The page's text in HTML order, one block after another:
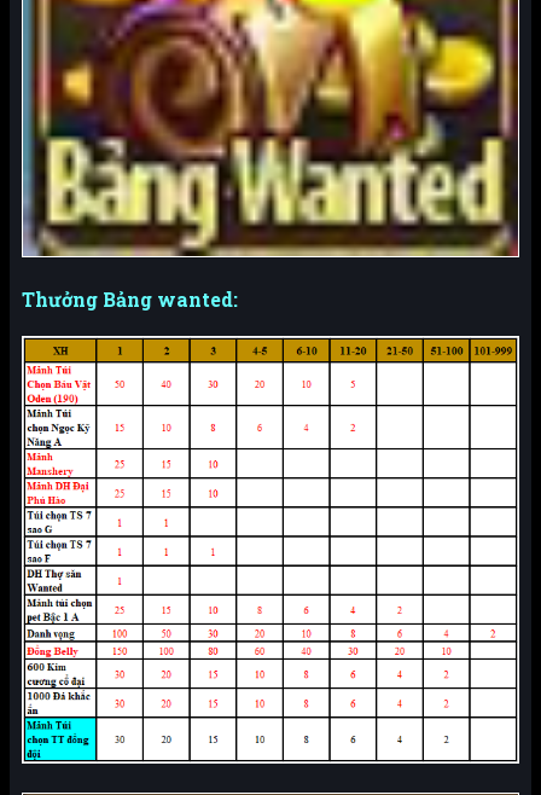
Thưởng Bảng wanted: